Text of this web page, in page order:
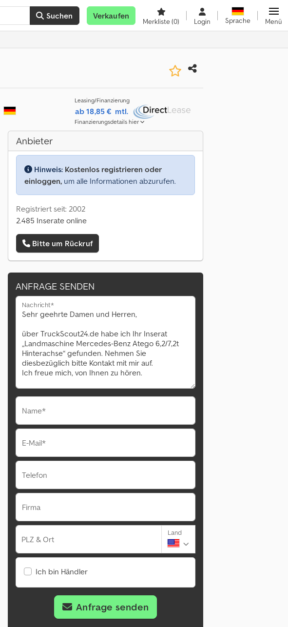
Suchen Verkaufen
Merkliste(0) Login Sprache Menü
Leasing/Finanzierung
ab 18,85 € mtl.
Finanzierungsdetails hier
Anbieter
Hinweis: Kostenlos registrieren oder
einloggen, um alle Informationen abzurufen.
Registriert seit: 2002
2.485 Inserate online
Bitte um Rückruf
ANFRAGE SENDEN
Nachricht*
Name*
E-Mail*
Telefon
Firma
PLZ & Ort
Land
Ich bin Händler
Anfrage senden